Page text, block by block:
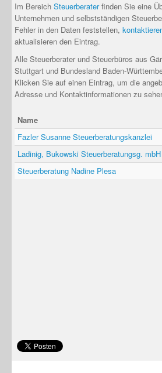
Im Bereich Steuerberaterfinden Sie eine
Unternehmen und selbstständigen
Fehler in den Daten feststellen,
aktualisieren den Eintrag.
Alle Steuerberater und Steuerbüros aus
Stuttgart und Bundesland Baden-
Klicken Sie auf einen Eintrag, um die
Adresse und Kontaktinformationen zu
Name
Fazler Susanne Steuerberatungskanzlei
Ladinig, Bukowski Steuerberatungsg. mbH
Steuerberatung Nadine Plesa